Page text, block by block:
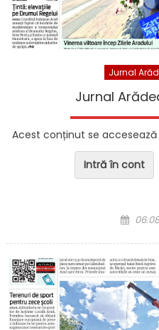
Jurnal
Jurnal
Acest conținut se
Intră în cont